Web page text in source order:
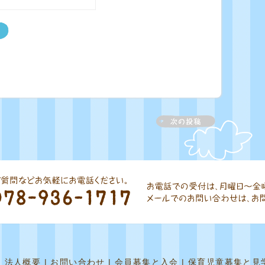
法人概要 | お問い合わせ| 会員募集と入会|保育児童募集と見